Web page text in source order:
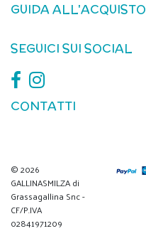
GUIDA ALL'ACQUISTO
SEGUICI SUI SOCIAL
CONTATTI
© 2026
GALLINASMILZA di
Grassagallina Snc -
CF/P.IVA
02841971209